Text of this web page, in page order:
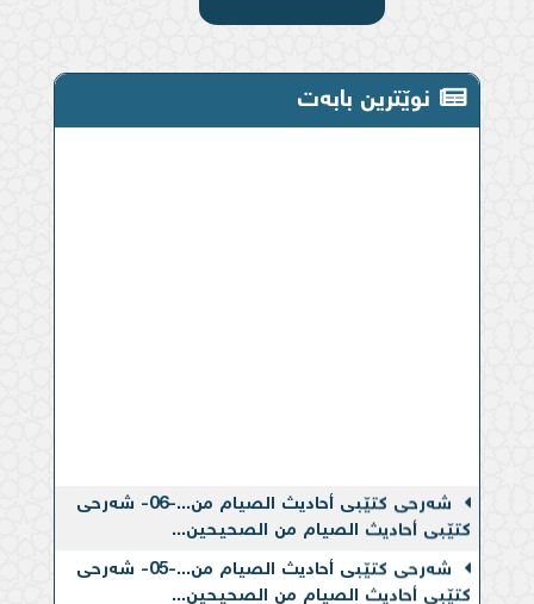
نوێترین بابەت
شەرحی کتێبی أحادیث الصیام من...-06- شەرحی
کتێبی أحادیث الصیام من الصحیحین...
شەرحی کتێبی أحادیث الصیام من...-05- شەرحی
کتێبی أحادیث الصیام من الصحیحین...